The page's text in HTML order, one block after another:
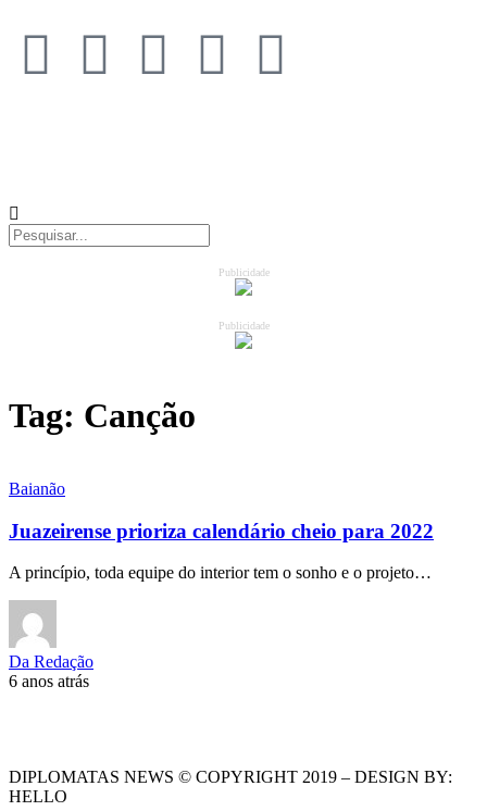
Publicidade
Publicidade
Tag: Canção
Baianão
Juazeirense prioriza calendário cheio para 2022
A princípio, toda equipe do interior tem o sonho e o projeto…
Da Redação
6 anos atrás
DIPLOMATAS NEWS © COPYRIGHT 2019 – DESIGN BY:
HELLO